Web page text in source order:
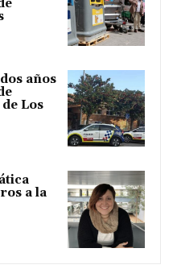
años
Los
a la